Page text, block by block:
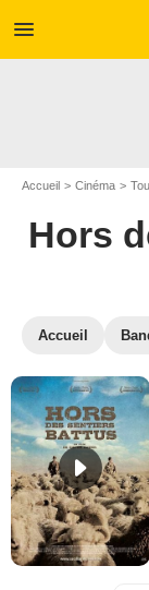
menu
Accueil Cinéma
Hors
Accueil